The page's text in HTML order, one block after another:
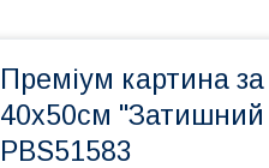
Преміум картина
40x50см "Затишний
PBS51583